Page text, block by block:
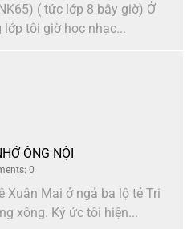
( tức lớp 8 bây giờ) Ở
lớp tôi giờ học nhạc...
ÔNG NỘI
0
Xuân Mai ở ngả ba lộ tẻ Tri
xông. Ký ức tôi hiện...